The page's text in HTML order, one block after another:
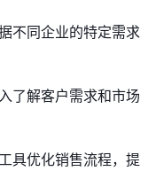
不同企业的特定需求
了解客户需求和市场
具优化销售流程，提